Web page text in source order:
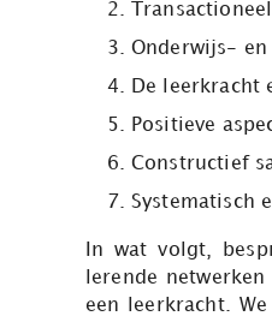
Onderwijs- en
De leerkracht
Positieve
Constructief
Systematisch
In wat volgt,
lerende
een leerkracht.